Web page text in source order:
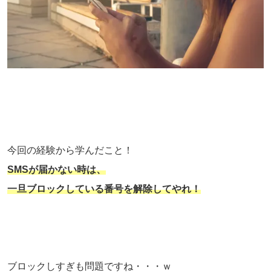
今回の経験から学んだこと！
SMSが届かない時は、
一旦ブロックしている番号を解除してやれ！
ブロックしすぎも問題ですね・・・ｗ